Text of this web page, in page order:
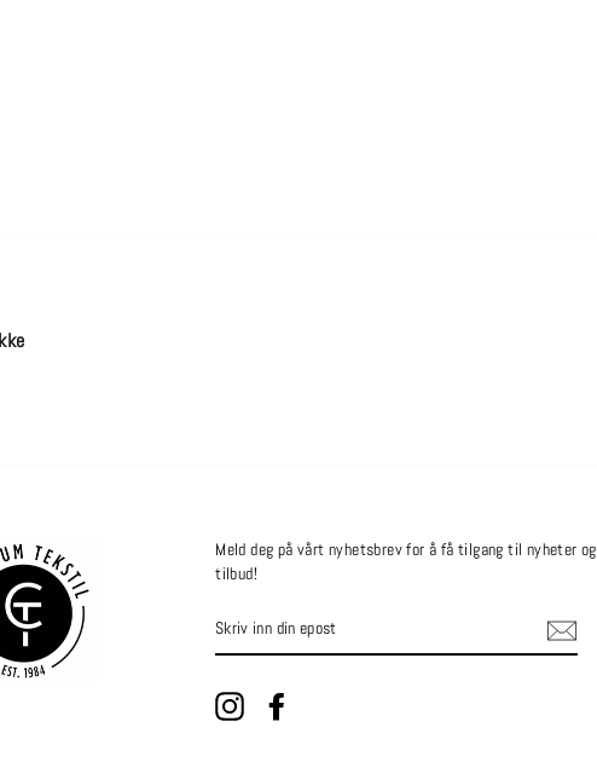
Meld deg på vårt nyhetsbrev for å få tilgang til nyheter og
tilbud!
INN
DIN
Instagram